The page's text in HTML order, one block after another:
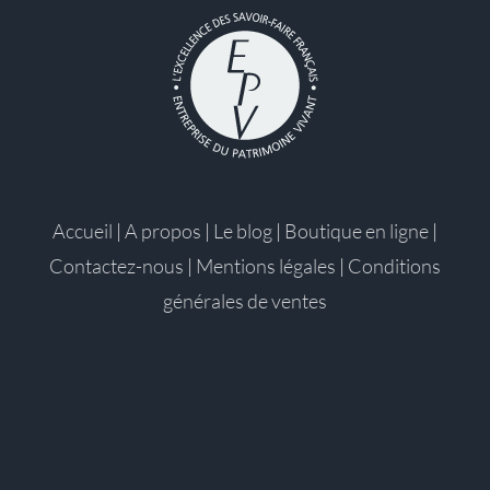
Accueil | A propos | Le blog | Boutique en ligne |
Contactez-nous | Mentions légales | Conditions
générales de ventes